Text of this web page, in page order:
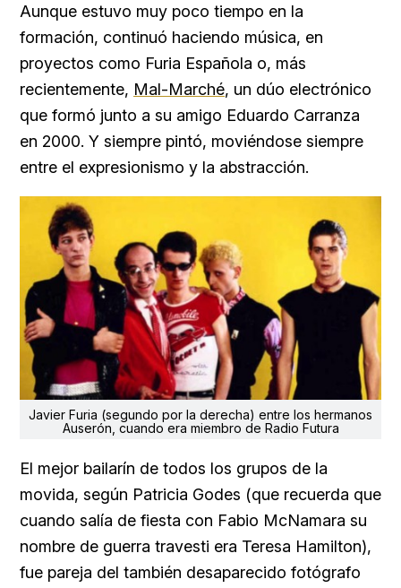
Aunque estuvo muy poco tiempo en la
formación, continuó haciendo música, en
proyectos como Furia Española o, más
recientemente, Mal-Marché, un dúo electrónico
que formó junto a su amigo Eduardo Carranza
en 2000. Y siempre pintó, moviéndose siempre
entre el expresionismo y la abstracción.
Javier Furia (segundo por la derecha) entre los hermanos
Auserón, cuando era miembro de Radio Futura
El mejor bailarín de todos los grupos de la
movida, según Patricia Godes (que recuerda que
cuando salía de fiesta con Fabio McNamara su
nombre de guerra travesti era Teresa Hamilton),
fue pareja del también desaparecido fotógrafo